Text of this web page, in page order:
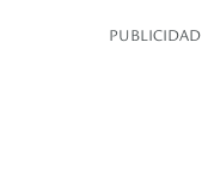
PUBLICIDAD